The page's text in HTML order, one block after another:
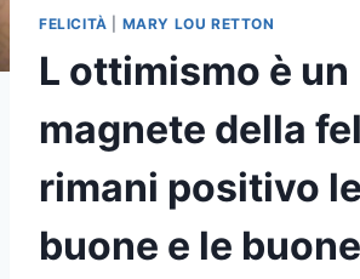
FELICITÀ MARY LOU RETTON
L ottimismo è un
magnete della
rimani positivo
buone e le buone